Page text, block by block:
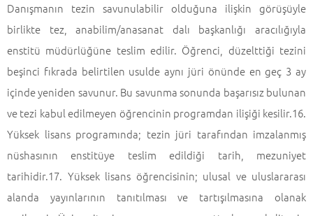
Danışmanın tezin savunulabilir olduğuna ilişkin görüşüyle
birlikte tez, anabilim/anasanat dalı başkanlığı aracılığıyla
enstitü müdürlüğüne teslim edilir. Öğrenci, düzelttiği tezini
beşinci fıkrada belirtilen usulde aynı jüri önünde en geç 3 ay
içinde yeniden savunur. Bu savunma sonunda başarısız bulunan
ve tezi kabul edilmeyen öğrencinin programdan ilişiği kesilir.16.
Yüksek lisans programında; tezin jüri tarafından imzalanmış
nüshasının enstitüye teslim edildiği tarih, mezuniyet
tarihidir.17. Yüksek lisans öğrencisinin; ulusal ve uluslararası
alanda yayınlarının tanıtılması ve tartışılmasına olanak